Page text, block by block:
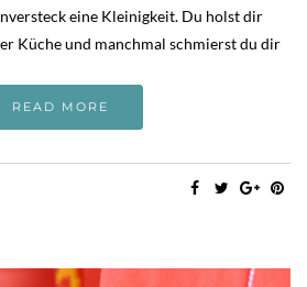
eine Kleinigkeit. Du holst dir
Küche und manchmal schmierst du dir
READ MORE